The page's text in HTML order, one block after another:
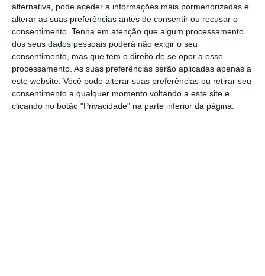
alternativa, pode aceder a informações mais pormenorizadas e
alterar as suas preferências antes de consentir ou recusar o
consentimento. Tenha em atenção que algum processamento
dos seus dados pessoais poderá não exigir o seu
consentimento, mas que tem o direito de se opor a esse
processamento. As suas preferências serão aplicadas apenas a
este website. Você pode alterar suas preferências ou retirar seu
consentimento a qualquer momento voltando a este site e
clicando no botão "Privacidade" na parte inferior da página.
antes de imparidades foi de 90 M€ (o que coloca a
avaliação num múltiplo de 22).
Quando olhamos ao BPI, vemos que o banco valia
em bolsa, a 31-12-2016 (para ser comparável),
cerca de 1.7 mil M€. Ou seja, o Montepio “valerá”
mais que o BPI, apesar de o BPI ter cerca de três